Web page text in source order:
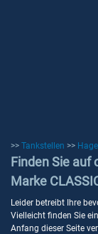
>> Tankstellen >>
Finden Sie auf
Marke
Leider betreibt Ihre
Vielleicht finden Sie
Anfang dieser Seite